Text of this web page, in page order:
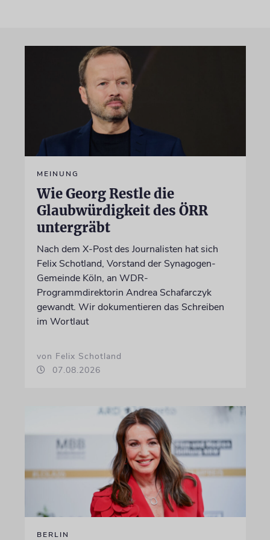
MEINUNG
Wie Georg Restle die
Glaubwürdigkeit des ÖRR
untergräbt
Nach dem X-Post des Journalisten hat sich
Felix Schotland, Vorstand der Synagogen-
Gemeinde Köln, an WDR-
Programmdirektorin Andrea Schafarczyk
gewandt. Wir dokumentieren das Schreiben
im Wortlaut
von Felix Schotland
07.08.2026
BERLIN